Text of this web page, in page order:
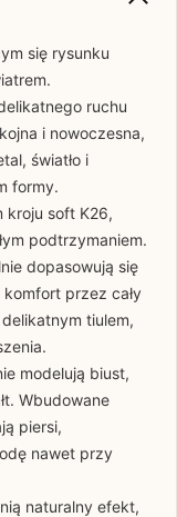
się rysunku
ruchu
i nowoczesna,
światło i
formy.
kroju soft K26,
podtrzymaniem.
dopasowują się
przez cały
tiulem,
modelują biust,
Wbudowane
piersi,
nawet przy
naturalny efekt,